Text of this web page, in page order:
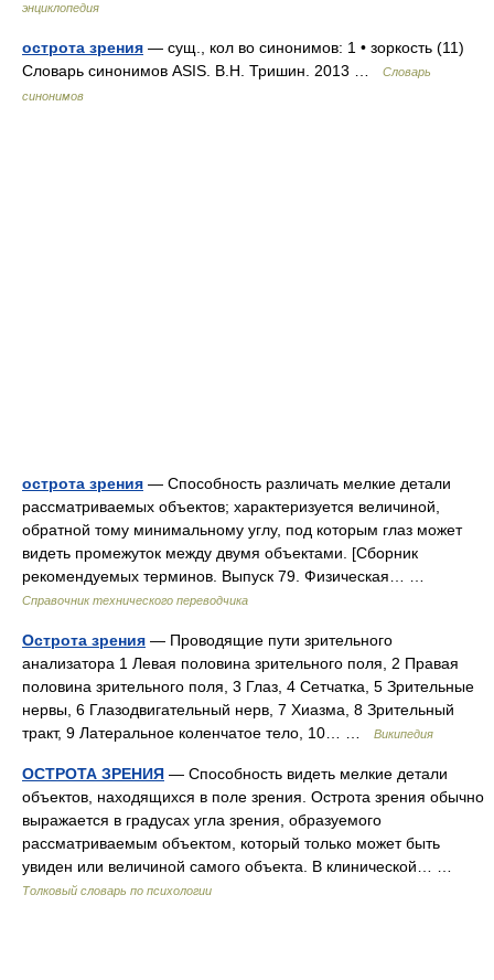
энциклопедия
острота зрения — сущ., кол во синонимов: 1 • зоркость (11)
Словарь синонимов ASIS. В.Н. Тришин. 2013 …
Словарь
синонимов
острота зрения — Способность различать мелкие детали
рассматриваемых объектов; характеризуется величиной,
обратной тому минимальному углу, под которым глаз может
видеть промежуток между двумя объектами. [Сборник
рекомендуемых терминов. Выпуск 79. Физическая… …
Справочник технического переводчика
Острота зрения — Проводящие пути зрительного
анализатора 1 Левая половина зрительного поля, 2 Правая
половина зрительного поля, 3 Глаз, 4 Сетчатка, 5 Зрительные
нервы, 6 Глазодвигательный нерв, 7 Хиазма, 8 Зрительный
тракт, 9 Латеральное коленчатое тело, 10… …
Википедия
ОСТРОТА ЗРЕНИЯ — Способность видеть мелкие детали
объектов, находящихся в поле зрения. Острота зрения обычно
выражается в градусах угла зрения, образуемого
рассматриваемым объектом, который только может быть
увиден или величиной самого объекта. В клинической… …
Толковый словарь по психологии